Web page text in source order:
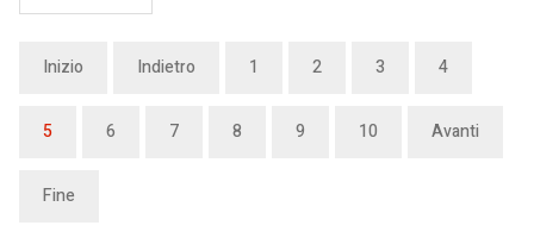
Inizio Indietro 1 2 3 4
5 6 7 8 9 10 Avanti
Fine